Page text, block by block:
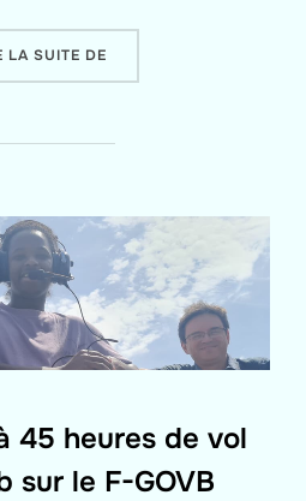
LA SUITE DE« JOB’S DONE POUR
45 heures de vol
sur le F-GOVB